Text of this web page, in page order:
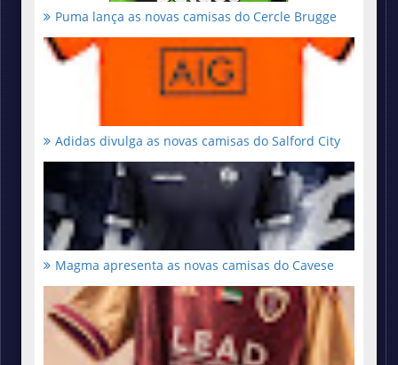
Puma lança as novas camisas do Cercle Brugge
Adidas divulga as novas camisas do Salford City
Magma apresenta as novas camisas do Cavese